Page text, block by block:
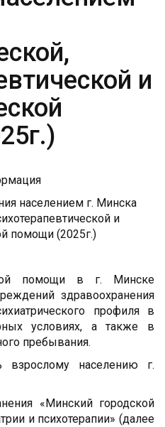
и
населением г. Минска
и
помощи (2025г.)
помощи в г. Минске
здравоохранения
профиля в
условиях, а также в
пребывания.
взрослому населению г.
«Минский городской
и психотерапии» (далее